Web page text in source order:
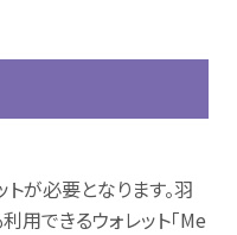
が必要となります。羽
用できるウォレット「Me